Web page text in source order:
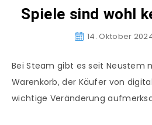
Spiele sind wohl
14. Oktober
Bei Steam gibt es seit Neustem
Warenkorb, der Käufer von
wichtige Veränderung